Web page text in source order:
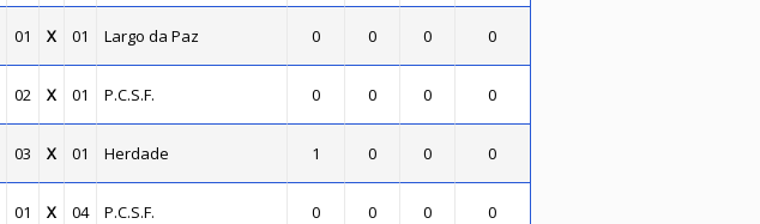
01 X 01 Largo da Paz 0 0 0 0
02 X 01 P.C.S.F. 0 0 0 0
03 X 01 Herdade 1 0 0 0
01 X 04 P.C.S.F. 0 0 0 0